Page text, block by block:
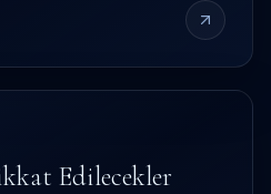
Edilecekler